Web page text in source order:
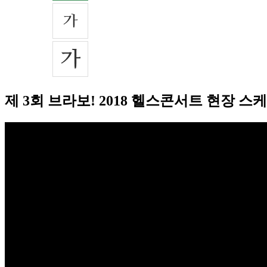
제 3회 브라보! 2018 헬스콘서트 현장 스